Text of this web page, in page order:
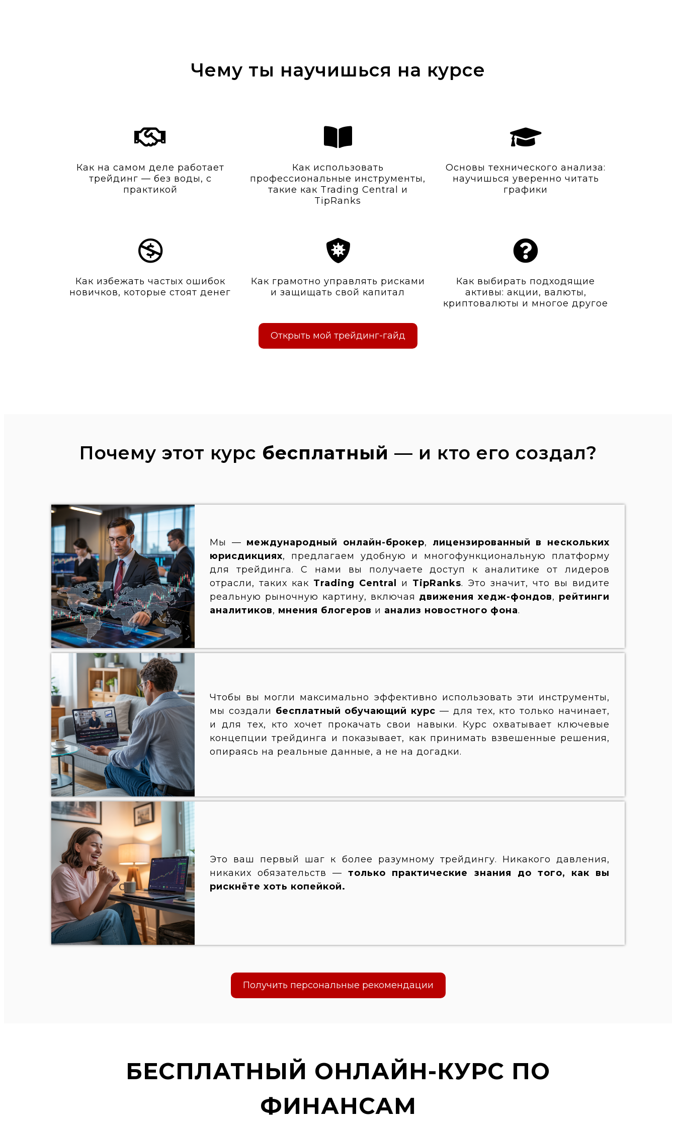
Чему ты научишься на курсе
Как на самом деле работает
трейдинг — без воды, с
практикой
Как использовать
профессиональные инструменты,
такие как Trading Central и
TipRanks
Основы технического анализа:
научишься уверенно читать
графики
Как избежать частых ошибок
новичков, которые стоят денег
Как грамотно управлять рисками
и защищать свой капитал
Как выбирать подходящие
активы: акции, валюты,
криптовалюты и многое другое
Открыть мой трейдинг-гайд
Почему этот курс бесплатный — и кто его создал?
Мы — международный онлайн-брокер, лицензированный в нескольких
юрисдикциях, предлагаем удобную и многофункциональную платформу
для трейдинга.
С нами вы получаете доступ к аналитике от лидеров
отрасли, таких как Trading Central и TipRanks. Это значит, что вы видите
реальную рыночную картину, включая движения хедж-фондов, рейтинги
аналитиков, мнения блогеров и анализ новостного фона.
Чтобы вы могли максимально эффективно использовать эти инструменты,
мы создали бесплатный обучающий курс — для тех, кто только начинает,
и для тех, кто хочет прокачать свои навыки.
Курс охватывает ключевые
концепции трейдинга и показывает, как принимать взвешенные решения,
опираясь на реальные данные, а не на догадки.
Это ваш первый шаг к более разумному трейдингу. Никакого давления,
никаких обязательств —
только практические знания до того, как вы
рискнёте хоть копейкой.
Получить персональные рекомендации
БЕСПЛАТНЫЙ ОНЛАЙН-КУРС ПО
ФИНАНСАМ